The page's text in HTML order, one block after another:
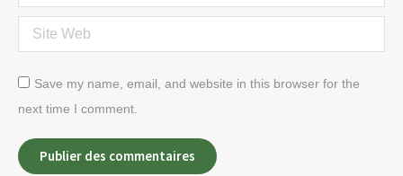
Site Web
Save my name, email, and website in this browser for the
next time I comment.
Publier des commentaires